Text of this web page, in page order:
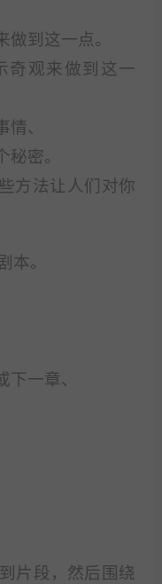
做到这一点。
奇观来做到这一
情、
秘密。
方法让人们对你
本。
下一章、
片段，然后围绕